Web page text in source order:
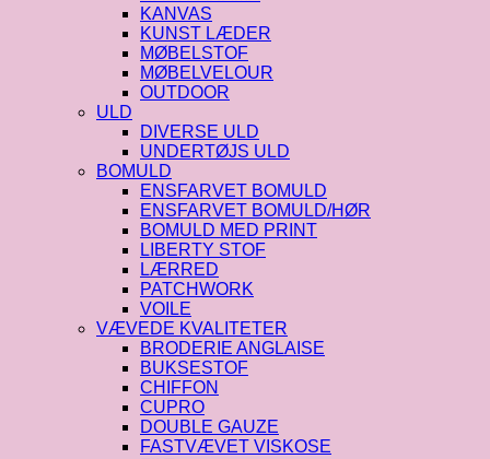
KANVAS
KUNST LÆDER
MØBELSTOF
MØBELVELOUR
OUTDOOR
ULD
DIVERSE ULD
UNDERTØJS ULD
BOMULD
ENSFARVET BOMULD
ENSFARVET BOMULD/HØR
BOMULD MED PRINT
LIBERTY STOF
LÆRRED
PATCHWORK
VOILE
VÆVEDE KVALITETER
BRODERIE ANGLAISE
BUKSESTOF
CHIFFON
CUPRO
DOUBLE GAUZE
FASTVÆVET VISKOSE